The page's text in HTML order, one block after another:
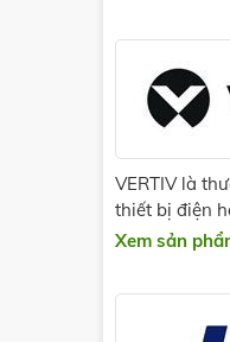
VERTIV là
thiết bị điện
Xem sản